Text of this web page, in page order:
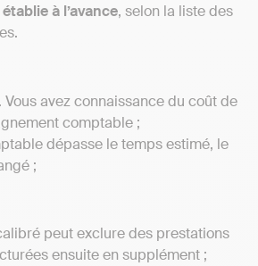
à l’avance, selon la liste des
avez connaissance du coût de
comptable ;
dépasse le temps estimé, le
;
peut exclure des prestations
ensuite en supplément ;